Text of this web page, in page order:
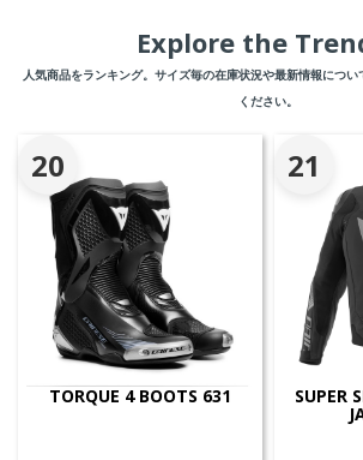
Explore the
人気商品をランキング。サイズ毎の在庫状況や最新情報につ
ください。
20
TORQUE 4 BOOTS 631
21
SUPER